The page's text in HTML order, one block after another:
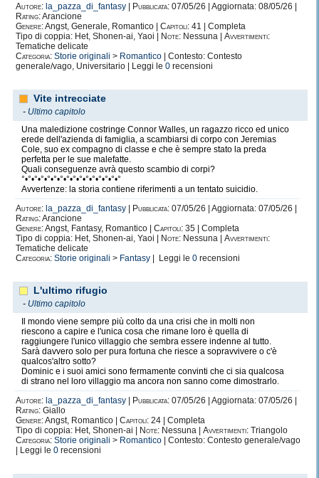
Autore: la_pazza_di_fantasy Pubblicata: 07/05/26 | Aggiornata: 08/05/26 |
Rating:Arancione
Genere:Angst, Generale, Romantico | Capitoli: 41 | Completa
Tipo di coppia: Het, Shonen-ai, Yaoi |
Note: Nessuna | Avvertimenti:
Tematiche delicate
Categoria: Storie originali > Romantico | Contesto: Contesto
generale/vago, Universitario | Leggi le 0 recensioni
Vite intrecciate
- Ultimo capitolo
Una maledizione costringe Connor Walles, un ragazzo ricco ed unico
erede dell'azienda di famiglia, a scambiarsi di corpo con Jeremias
Cole, suo ex compagno di classe e che è sempre stato la preda
perfetta per le sue malefatte.
Quali conseguenze avrà questo scambio di corpi?
°•°•°•°•°•°•°•°•°•°•°•°•°•°•°•°
Avvertenze: la storia contiene riferimenti a un tentato suicidio.
Autore: la_pazza_di_fantasy Pubblicata: 07/05/26 | Aggiornata: 07/05/26 |
Rating:Arancione
Genere:Angst, Fantasy, Romantico | Capitoli: 35 | Completa
Tipo di coppia: Het, Shonen-ai, Yaoi |
Note: Nessuna | Avvertimenti:
Tematiche delicate
Categoria: Storie originali > Fantasy | Leggi le 0 recensioni
L'ultimo rifugio
- Ultimo capitolo
Il mondo viene sempre più colto da una crisi che in molti non
riescono a capire e l'unica cosa che rimane loro è quella di
raggiungere l'unico villaggio che sembra essere indenne al tutto.
Sarà davvero solo per pura fortuna che riesce a sopravvivere o c'è
qualcos'altro sotto?
Dominic e i suoi amici sono fermamente convinti che ci sia qualcosa
di strano nel loro villaggio ma ancora non sanno come dimostrarlo.
Autore: la_pazza_di_fantasy Pubblicata: 07/05/26 | Aggiornata: 07/05/26 |
Rating: Giallo
Genere:Angst, Romantico | Capitoli: 24 | Completa
Tipo di coppia: Het, Shonen-ai |
Note: Nessuna | Avvertimenti: Triangolo
Categoria: Storie originali > Romantico | Contesto: Contesto generale/vago
| Leggi le 0 recensioni